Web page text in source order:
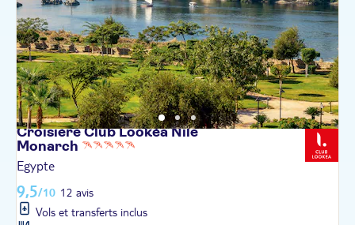
Croisière Club Lookéa Nile
Monarch
Egypte
9,5/10 12 avis
Vols et transferts inclus